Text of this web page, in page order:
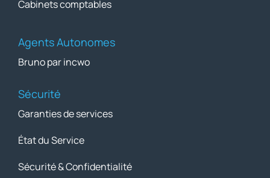
Cabinets comptables
Agents Autonomes
Bruno par incwo
Sécurité
Garanties de services
État du Service
Sécurité & Confidentialité